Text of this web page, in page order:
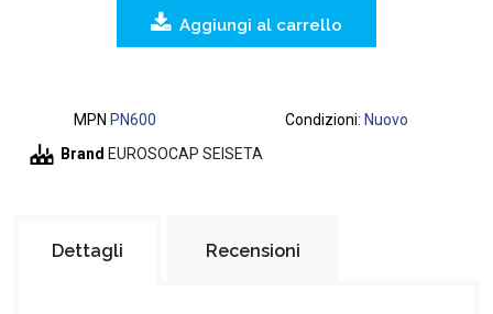
Aggiungi al carrello
MPN PN600 Condizioni: Nuovo
Brand EUROSOCAP SEISETA
Dettagli Recensioni